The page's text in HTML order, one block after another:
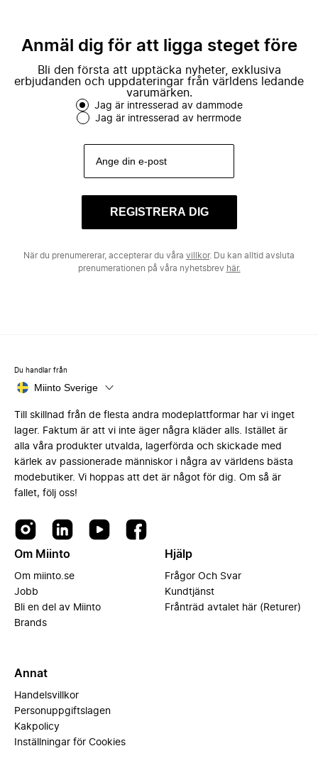
Anmäl dig för att ligga steget före
Bli den första att upptäcka nyheter, exklusiva
erbjudanden och uppdateringar från världens ledande
varumärken.
Jag är intresserad av dammode
Jag är intresserad av herrmode
REGISTRERA DIG
När du prenumererar, accepterar du våra villkor. Du kan alltid avsluta
prenumerationen på våra nyhetsbrev här.
Du handlar från
Miinto Sverige
Till skillnad från de flesta andra modeplattformar har vi inget
lager. Faktum är att vi inte äger några kläder alls. Istället är
alla våra produkter utvalda, lagerförda och skickade med
kärlek av passionerade människor i några av världens bästa
modebutiker. Vi hoppas att det är något för dig. Om så är
fallet, följ oss!
Om Miinto
Om miinto.se
Jobb
Bli en del av Miinto
Brands
Hjälp
Frågor Och Svar
Kundtjänst
Frånträd avtalet här (Returer)
Annat
Handelsvillkor
Personuppgiftslagen
Kakpolicy
Inställningar för Cookies